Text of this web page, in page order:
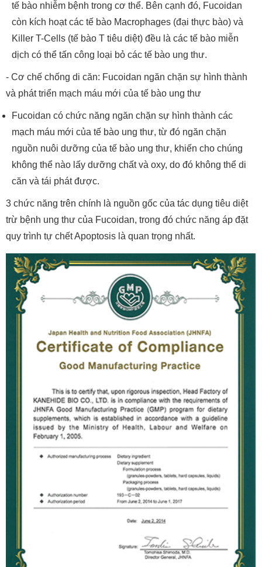
tế bào nhiễm bệnh trong cơ thể. Bên cạnh đó, Fucoidan
còn kích hoạt các tế bào Macrophages (đại thực bào) và
Killer T-Cells (tế bào T tiêu diệt) đều là các tế bào miễn
dịch có thể tấn công loại bỏ các tế bào ung thư.
- Cơ chế chống di căn: Fucoidan ngăn chặn sự hình thành
và phát triển mạch máu mới của tế bào ung thư
Fucoidan có chức năng ngăn chặn sự hình thành các
mạch máu mới của tế bào ung thư, từ đó ngăn chặn
nguồn nuôi dưỡng của tế bào ung thư, khiến cho chúng
không thể nào lấy dưỡng chất và oxy, do đó không thể di
căn và tái phát được.
3 chức năng trên chính là nguồn gốc của tác dụng tiêu diệt
trừ bệnh ung thư của Fucoidan, trong đó chức năng áp đặt
quy trình tự chết Apoptosis là quan trọng nhất.